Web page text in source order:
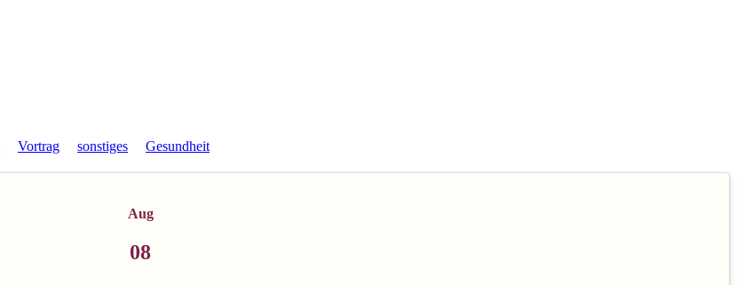
Vortrag sonstiges Gesundheit
Aug
08